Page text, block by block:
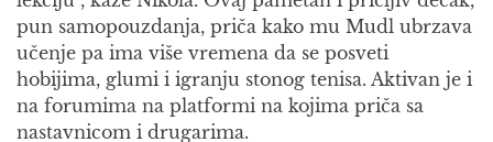
pun samopouzdanja, priča kako mu Mudl ubrzava
učenje pa ima više vremena da se posveti
hobijima, glumi i igranju stonog tenisa. Aktivan je i
na forumima na platformi na kojima priča sa
nastavnicom i drugarima.